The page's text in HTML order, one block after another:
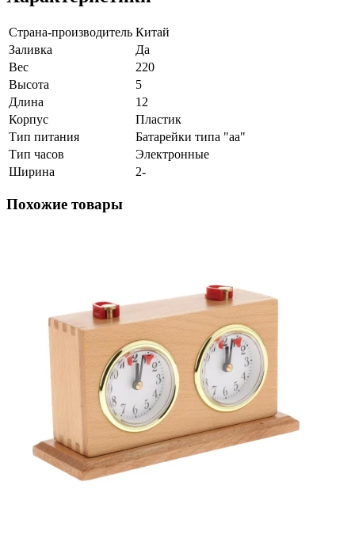
Страна-производитель Китай
Заливка
Да
Вес
220
Высота
5
Длина
12
Корпус
Пластик
Тип питания
Батарейки типа "аа"
Тип часов
Электронные
Ширина
2-
Похожие товары